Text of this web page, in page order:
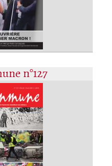
n°127